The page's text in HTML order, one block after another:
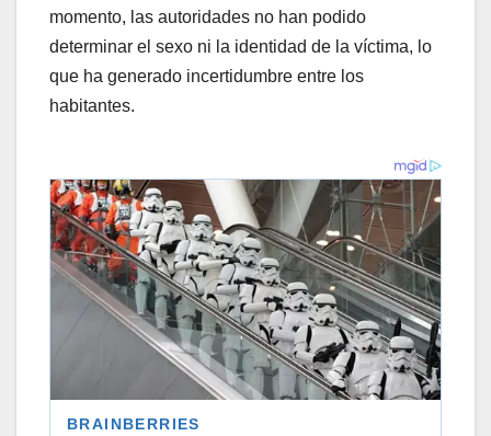
momento, las autoridades no han podido
determinar el sexo ni la identidad de la víctima, lo
que ha generado incertidumbre entre los
habitantes.